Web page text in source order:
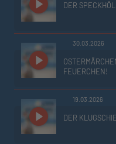
DER
30.03.2026
FEUERCHEN!
19.03.2026
DER